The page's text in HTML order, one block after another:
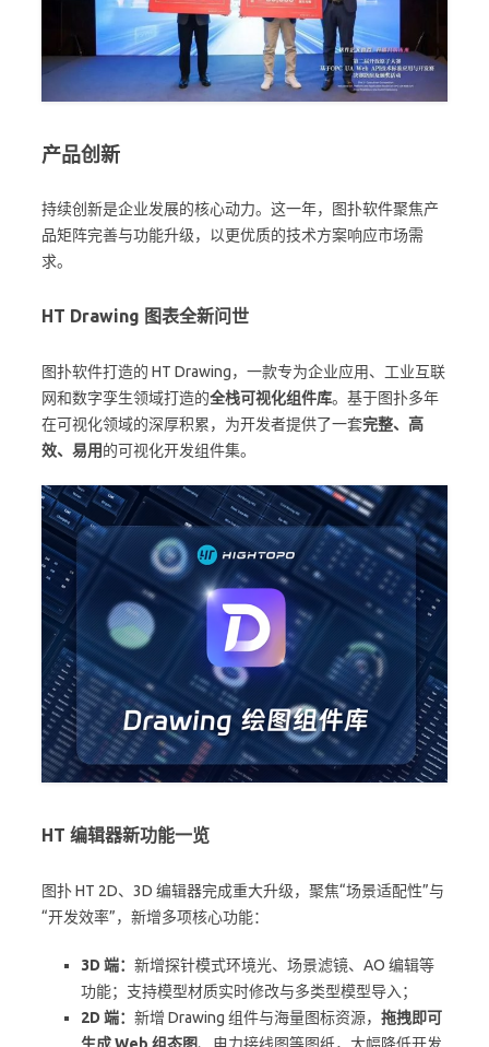
产品创新
持续创新是企业发展的核心动力。这一年，图扑软件聚焦产
品矩阵完善与功能升级，以更优质的技术方案响应市场需
求。
HT Drawing 图表全新问世
图扑软件打造的 HT Drawing，一款专为企业应用、工业互联
网和数字孪生领域打造的全栈可视化组件库。基于图扑多年
在可视化领域的深厚积累，为开发者提供了一套完整、高
效、易用的可视化开发组件集。
HT 编辑器新功能一览
图扑 HT 2D、3D 编辑器完成重大升级，聚焦“场景适配性”与
“开发效率”，新增多项核心功能：
3D 端： 新增探针模式环境光、场景滤镜、AO 编辑等
功能；支持模型材质实时修改与多类型模型导入；
2D 端： 新增 Drawing 组件与海量图标资源， 拖拽即可